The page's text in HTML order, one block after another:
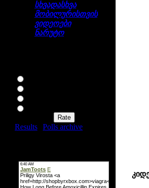
სხვადასხვა
მობილურისთვის
ვიდეოები
ნარუტო
Results
Polls archive